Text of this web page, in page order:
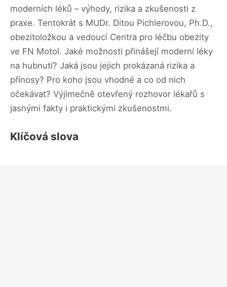
moderních léků – výhody, rizika a zkušenosti z
praxe. Tentokrát s MUDr. Ditou Pichlerovou, Ph.D.,
obezitoložkou a vedoucí Centra pro léčbu obezity
ve FN Motol. Jaké možnosti přinášejí moderní léky
na hubnutí? Jaká jsou jejich prokázaná rizika a
přínosy? Pro koho jsou vhodné a co od nich
očekávat? Výjimečně otevřený rozhovor lékařů s
jasnými fakty i praktickými zkušenostmi.
Klíčová slova